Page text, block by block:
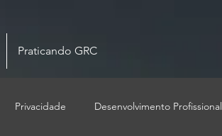
Praticando GRC
Privacidade Desenvolvimento Profissional